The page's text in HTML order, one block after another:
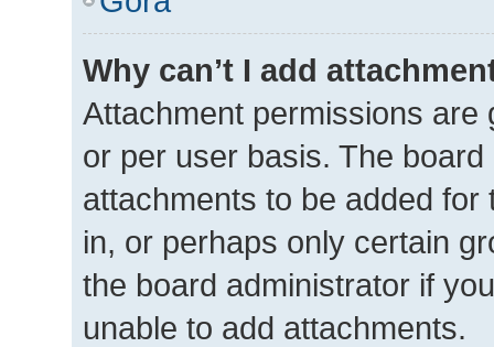
Why can’t I add
Attachment permissions
or per user basis. The
attachments to be added
in, or perhaps only certain
the board administrator if
unable to add attachments.